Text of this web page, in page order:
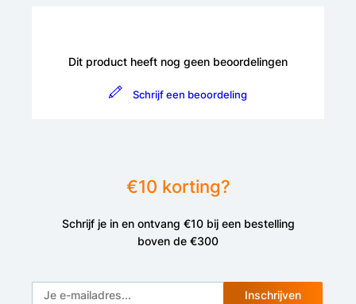
Dit product heeft nog geen beoordelingen
Schrijf een beoordeling
€10 korting?
Schrijf je in en ontvang €10 bij een bestelling
boven de €300
Inschrijven